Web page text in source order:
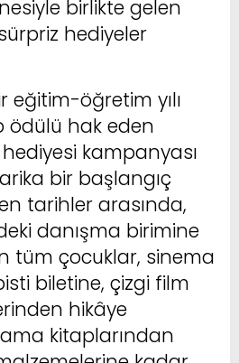
birlikte gelen
hediyeler
eğitim-öğretim yılı
ödülü hak eden
kampanyası
bir başlangıç
tarihler arasında,
danışma birimine
tüm çocuklar, sinema
biletine, çizgi film
hikâye
kitaplarından